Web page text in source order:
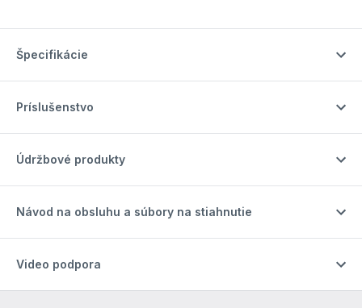
Špecifikácie
Príslušenstvo
Údržbové produkty
Návod na obsluhu a súbory na stiahnutie
Video podpora